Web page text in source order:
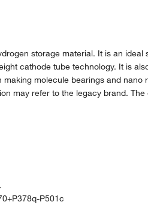
storage material. It is an
cathode tube technology. It is
molecule bearings and nano
may refer to the legacy brand.
P501c